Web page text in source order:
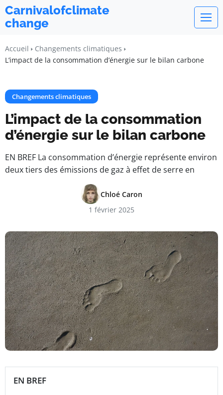
Carnivalofclimate
change
Accueil
Changements climatiques
L’impact de la consommation d’énergie sur le bilan carbone
Changements climatiques
L’impact de la consommation
d’énergie sur le bilan carbone
EN BREF La consommation d’énergie représente environ
deux tiers des émissions de gaz à effet de serre en
Chloé Caron
1 février 2025
EN BREF